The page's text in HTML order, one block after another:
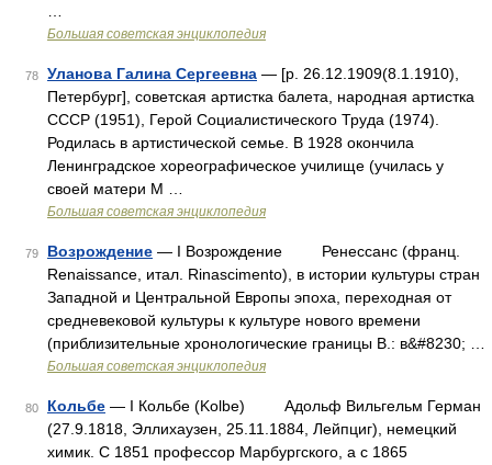
Большая советская энциклопедия
78 Уланова Галина Сергеевна — [р. 26.12.1909(8.1.1910),
Петербург], советская артистка балета, народная артистка
СССР (1951), Герой Социалистического Труда (1974).
Родилась в артистической семье. В 1928 окончила
Ленинградское хореографическое училище (училась у
своей матери М …
Большая советская энциклопедия
79 Возрождение — I Возрождение Ренессанс (франц.
Renaissance, итал. Rinascimento), в истории культуры стран
Западной и Центральной Европы эпоха, переходная от
средневековой культуры к культуре нового времени
(приблизительные хронологические границы В.: в&#8230; …
Большая советская энциклопедия
80 Кольбе — I Кольбе (Kolbe) Адольф Вильгельм Герман
(27.9.1818, Эллихаузен, 25.11.1884, Лейпциг), немецкий
химик. С 1851 профессор Марбургского, а с 1865